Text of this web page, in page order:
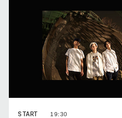
START
19:30